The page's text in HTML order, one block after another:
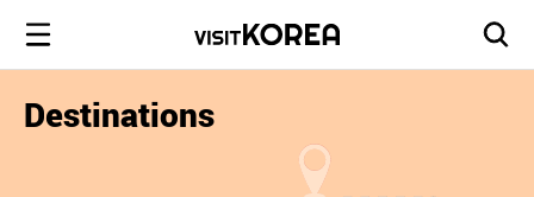
Destinations